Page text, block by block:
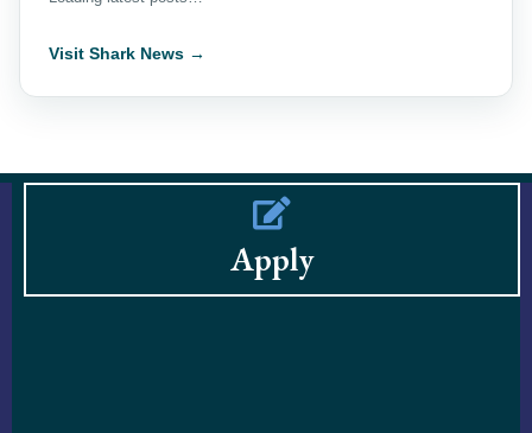
Visit Shark News →
Apply